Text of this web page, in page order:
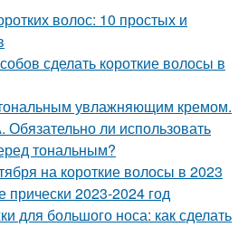
волос: 10 простых и
сделать короткие волосы в
увлажняющим кремом.
ли использовать
тональным?
на короткие волосы в 2023
прически 2023-2024 год
для большого носа: как сделать